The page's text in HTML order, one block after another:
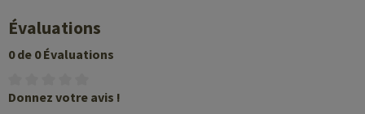
Évaluations
0 de 0 Évaluations
Donnez votre avis !